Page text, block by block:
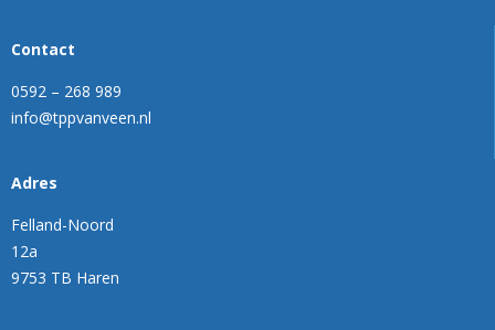
Contact
0592 – 268 989
info@tppvanveen.nl
Adres
Felland-Noord
12a
9753 TB Haren